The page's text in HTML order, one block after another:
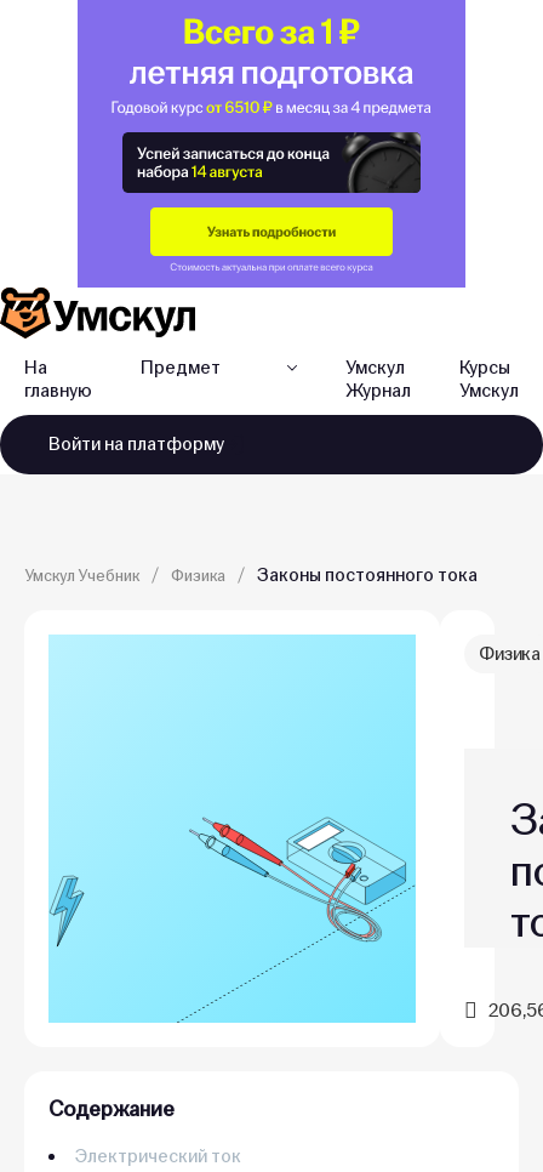
На
главную
Предмет
Умскул
Журнал
Курсы
Умскул
Войти на платформу
Умскул Учебник Физика Законы постоянного тока
Физика
Содержание
Электрический ток